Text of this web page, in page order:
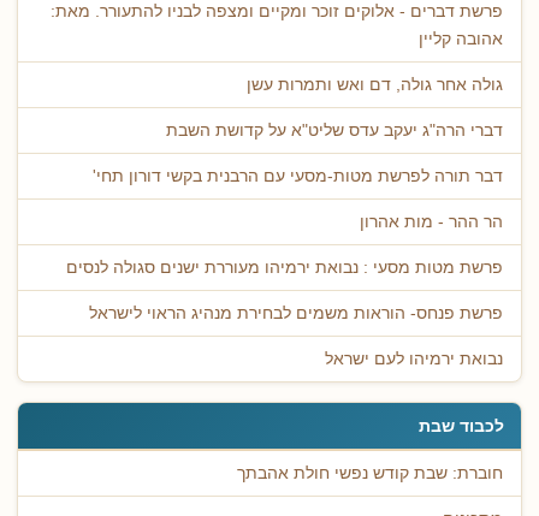
פרשת דברים - אלוקים זוכר ומקיים ומצפה לבניו להתעורר. מאת:
אהובה קליין
גולה אחר גולה, דם ואש ותמרות עשן
דברי הרה"ג יעקב עדס שליט"א על קדושת השבת
דבר תורה לפרשת מטות-מסעי עם הרבנית בקשי דורון תחי'
הר ההר - מות אהרון
פרשת מטות מסעי : נבואת ירמיהו מעוררת ישנים סגולה לנסים
פרשת פנחס- הוראות משמים לבחירת מנהיג הראוי לישראל
נבואת ירמיהו לעם ישראל
לכבוד שבת
חוברת: שבת קודש נפשי חולת אהבתך